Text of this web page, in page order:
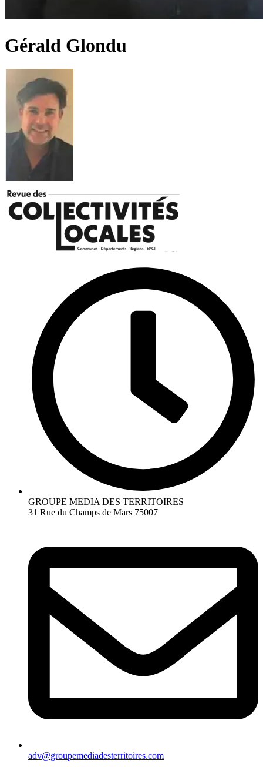
Gérald Glondu
GROUPE MEDIA DES TERRITOIRES
31 Rue du Champs de Mars 75007
adv@groupemediadesterritoires.com